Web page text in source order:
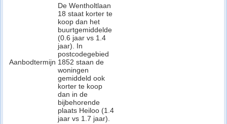
Aanbodtermijn
De Wentholtlaan
18 staat korter te
koop dan het
buurtgemiddelde
(0.6 jaar vs 1.4
jaar). In
postcodegebied
1852 staan de
woningen
gemiddeld ook
korter te koop
dan in de
bijbehorende
plaats Heiloo (1.4
jaar vs 1.7 jaar).